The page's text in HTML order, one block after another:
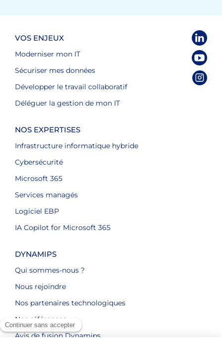
VOS ENJEUX
Moderniser mon IT
Sécuriser mes données
Développer le travail collaboratif
Déléguer la gestion de mon IT
NOS EXPERTISES
Infrastructure informatique hybride
Cybersécurité
Microsoft 365
Services managés
Logiciel EBP
IA Copilot for Microsoft 365
DYNAMIPS
Qui sommes-nous ?
Nous rejoindre
Nos partenaires technologiques
Nos références
Avis de fusion Dynamips